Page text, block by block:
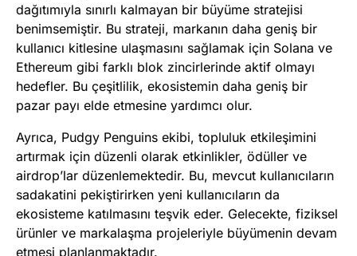
dağıtımıyla sınırlı kalmayan bir büyüme stratejisi
benimsemiştir. Bu strateji, markanın daha geniş bir
kullanıcı kitlesine ulaşmasını sağlamak için Solana ve
Ethereum gibi farklı blok zincirlerinde aktif olmayı
hedefler. Bu çeşitlilik, ekosistemin daha geniş bir
pazar payı elde etmesine yardımcı olur.
Ayrıca, Pudgy Penguins ekibi, topluluk etkileşimini
artırmak için düzenli olarak etkinlikler, ödüller ve
airdrop’lar düzenlemektedir. Bu, mevcut kullanıcıların
sadakatini pekiştirirken yeni kullanıcıların da
ekosisteme katılmasını teşvik eder. Gelecekte, fiziksel
ürünler ve markalaşma projeleriyle büyümenin devam
etmesi planlanmaktadır.